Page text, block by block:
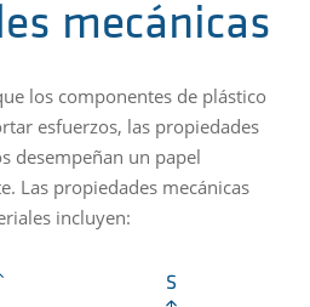
mecánicas
los componentes de plástico
esfuerzos, las propiedades
desempeñan un papel
Las propiedades mecánicas
incluyen: